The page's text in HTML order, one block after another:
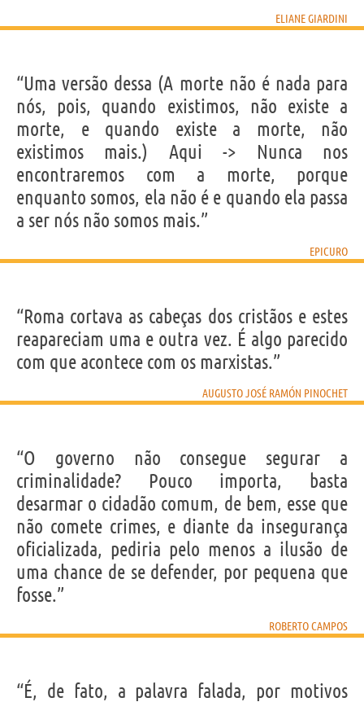
ELIANE GIARDINI
“Uma versão dessa (A morte não é nada para
nós, pois, quando existimos, não existe a
morte, e quando existe a morte, não
existimos mais.) Aqui -> Nunca nos
encontraremos com a morte, porque
enquanto somos, ela não é e quando ela passa
a ser nós não somos mais.”
EPICURO
“Roma cortava as cabeças dos cristãos e estes
reapareciam uma e outra vez. É algo parecido
com que acontece com os marxistas.”
AUGUSTO JOSÉ RAMÓN PINOCHET
“O governo não consegue segurar a
criminalidade? Pouco importa, basta
desarmar o cidadão comum, de bem, esse que
não comete crimes, e diante da insegurança
oficializada, pediria pelo menos a ilusão de
uma chance de se defender, por pequena que
fosse.”
ROBERTO CAMPOS
“É, de fato, a palavra falada, por motivos